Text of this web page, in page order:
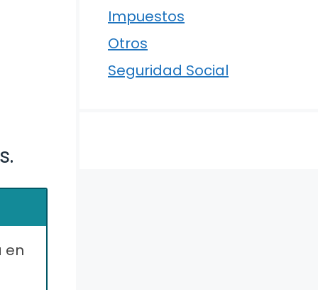
en
Impuestos
Otros
Seguridad Social